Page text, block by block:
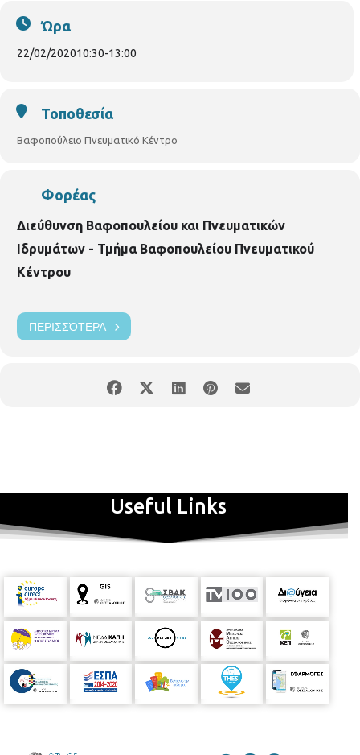
Βιβλιοθήκης του Βαφοπούλειου.
θα δανείζεται σε σχολεία και βιβλιοθήκες.
Ελεύθερη. Πληροφορίες : Παιδική Βιβλιοθήκη Βαφοπούλειου,
Ώρα
22/02/202010:30-13:00
Τοποθεσία
Βαφοπούλειο Πνευματικό Κέντρο
Φορέας
Διεύθυνση Βαφοπουλείου και Πνευματικών
Ιδρυμάτων - Τμήμα Βαφοπουλείου Πνευματικού
Κέντρου
ΠΕΡΙΣΣΌΤΕΡΑ
Useful Links